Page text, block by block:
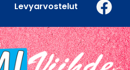
Levyarvostelut